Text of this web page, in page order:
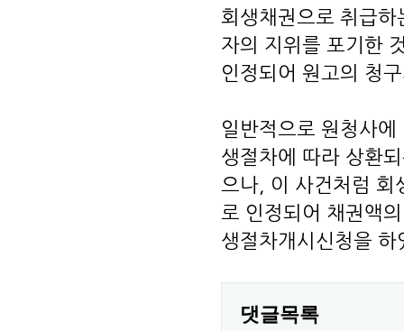
회생채권으로 취급
자의 지위를 포기한
인정되어 원고의 청
일반적으로 원청사
생절차에 따라 상환
으나, 이 사건처럼 회
로 인정되어 채권액
생절차개시신청을
댓글목록